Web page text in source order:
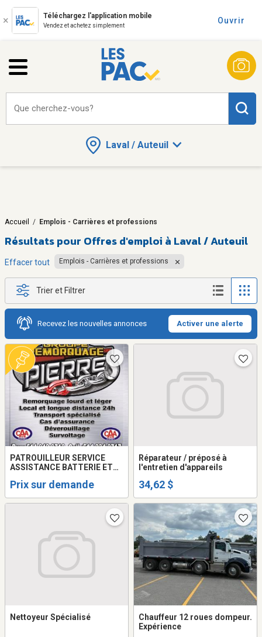
Téléchargez l'application mobile
Vendez et achetez simplement
Ouvrir
Laval / Auteuil
Que cherchez-vous?
Accueil / Emplois - Carrières et professions
Résultats pour Offres d'emploi à Laval / Auteuil
Effacer tout Emplois - Carrières et professions
Trier et Filtrer
Recevez les nouvelles annonces Activer une alerte
PATROUILLEUR SERVICE
ASSISTANCE BATTERIE ET
REMORQUEUSE/TOWING
Prix sur demande
Réparateur / préposé à
l'entretien d'appareils
34,62 $
Nettoyeur Spécialisé
Chauffeur 12 roues dompeur.
Expérience